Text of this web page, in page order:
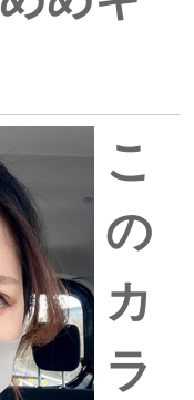
こ
の
カ
ラ